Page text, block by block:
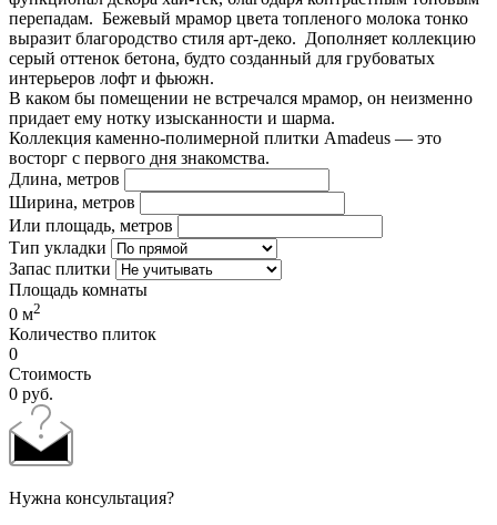
перепадам. Бежевый мрамор цвета топленого молока тонко
выразит благородство стиля арт-деко. Дополняет коллекцию
серый оттенок бетона, будто созданный для грубоватых
интерьеров лофт и фьюжн.
В каком бы помещении не встречался мрамор, он неизменно
придает ему нотку изысканности и шарма.
Коллекция каменно-полимерной плитки Amadeus — это
восторг с первого дня знакомства.
Длина, метров
Ширина, метров
Или площадь, метров
Тип укладки
Запас плитки
Площадь комнаты
0 м2
Количество плиток
0
Стоимость
0 руб.
Нужна консультация?